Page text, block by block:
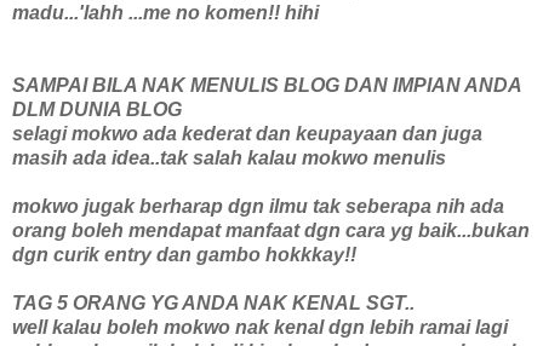
madu...'lahh ...me no komen!! hihi
SAMPAI BILA NAK MENULIS BLOG DAN IMPIAN ANDA
DLM DUNIA BLOG
selagi mokwo ada kederat dan keupayaan dan juga
masih ada idea..tak salah kalau mokwo menulis
mokwo jugak berharap dgn ilmu tak seberapa nih ada
orang boleh mendapat manfaat dgn cara yg baik...bukan
dgn curik entry dan gambo hokkkay!!
TAG 5 ORANG YG ANDA NAK KENAL SGT..
well kalau boleh mokwo nak kenal dgn lebih ramai lagi